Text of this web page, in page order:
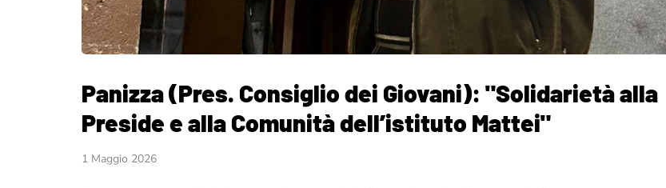
Panizza (Pres. Consiglio dei Giovani): "Solidarietà alla
Preside e alla Comunità dell’istituto Mattei"
1 Maggio 2026